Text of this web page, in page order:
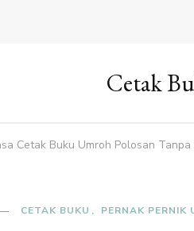
Cetak
Cetak Buku Umroh Polosan
CETAK BUKU PERNAK PERNIK